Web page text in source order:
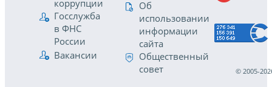
коррупции
Госслужба
в ФНС
России
Вакансии
Об
использовании
информации
сайта
Общественный
совет
© 2005-